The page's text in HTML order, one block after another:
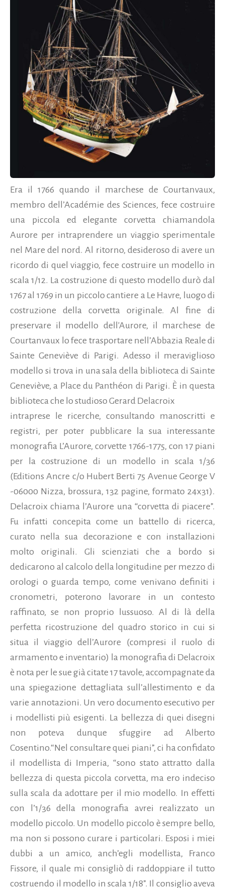
Era il 1766 quando il marchese de Courtanvaux,
membro dell’Académie des Sciences, fece costruire
una piccola ed elegante corvetta chiamandola
Aurore per intraprendere un viaggio sperimentale
nel Mare del nord. Al ritorno, desideroso di avere un
ricordo di quel viaggio, fece costruire un modello in
scala 1/12. La costruzione di questo modello durò dal
1767 al 1769 in un piccolo cantiere a Le Havre, luogo di
costruzione della corvetta originale. Al fine di
preservare il modello dell'Aurore, il marchese de
Courtanvaux lo fece trasportare nell’Abbazia Reale di
Sainte Geneviève di Parigi. Adesso il meraviglioso
modello si trova in una sala della biblioteca di Sainte
Geneviève, a Place du Panthéon di Parigi. È in questa
biblioteca che lo studioso Gerard Delacroix
intraprese le ricerche, consultando manoscritti e
registri, per poter pubblicare la sua interessante
monografia L’Aurore, corvette 1766-1775, con 17 piani
per la costruzione di un modello in scala 1/36
(Editions Ancre c/o Hubert Berti 75 Avenue George V
-06000 Nizza, brossura, 132 pagine, formato 24x31).
Delacroix chiama l’Aurore una “corvetta di piacere”.
Fu infatti concepita come un battello di ricerca,
curato nella sua decorazione e con installazioni
molto originali. Gli scienziati che a bordo si
dedicarono al calcolo della longitudine per mezzo di
orologi o guarda tempo, come venivano definiti i
cronometri, poterono lavorare in un contesto
raffinato, se non proprio lussuoso. Al di là della
perfetta ricostruzione del quadro storico in cui si
situa il viaggio dell’Aurore (compresi il ruolo di
armamento e inventario) la monografia di Delacroix
è nota per le sue già citate 17 tavole, accompagnate da
una spiegazione dettagliata sull’allestimento e da
varie annotazioni. Un vero documento esecutivo per
i modellisti più esigenti. La bellezza di quei disegni
non poteva dunque sfuggire ad Alberto
Cosentino.“Nel consultare quei piani”, ci ha confidato
il modellista di Imperia, “sono stato attratto dalla
bellezza di questa piccola corvetta, ma ero indeciso
sulla scala da adottare per il mio modello. In effetti
con l’1/36 della monografia avrei realizzato un
modello piccolo. Un modello piccolo è sempre bello,
ma non si possono curare i particolari. Esposi i miei
dubbi a un amico, anch’egli modellista, Franco
Fissore, il quale mi consigliò di raddoppiare il tutto
costruendo il modello in scala 1/18”. Il consiglio aveva